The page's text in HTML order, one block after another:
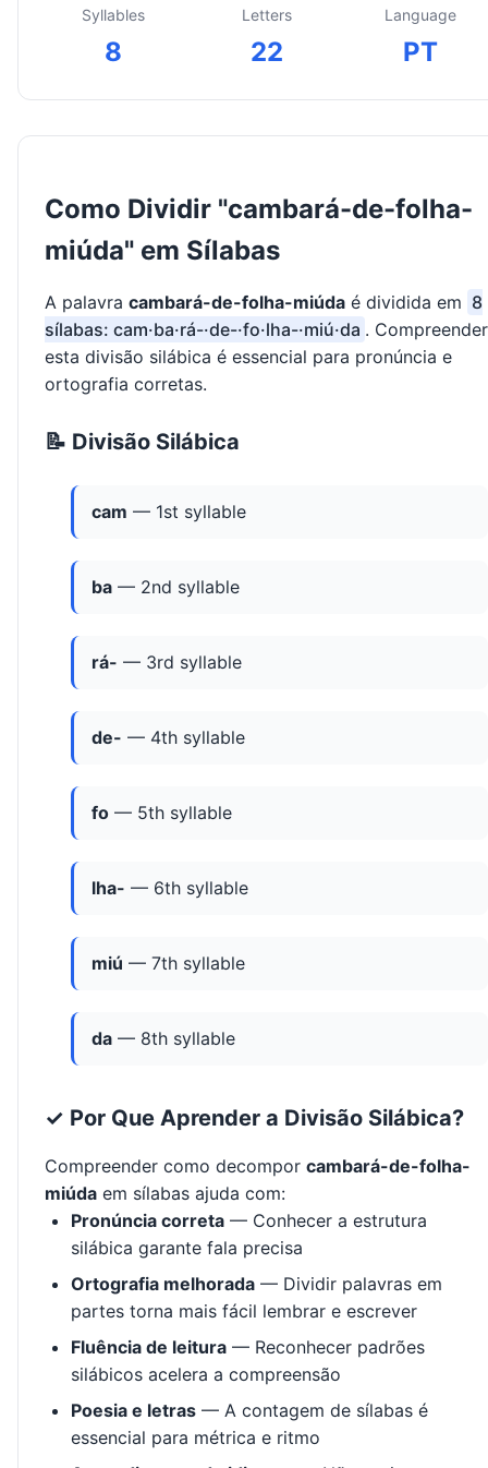
Syllables
8
Letters
22
Language
PT
Como Dividir "cambará-de-folha-
miúda" em Sílabas
A palavra cambará-de-folha-miúda é dividida em 8
sílabas: cam·ba·rá-·de-·fo·lha-·miú·da . Compreender
esta divisão silábica é essencial para pronúncia e
ortografia corretas.
📝 Divisão Silábica
cam — 1st syllable
ba — 2nd syllable
rá- — 3rd syllable
de- — 4th syllable
fo — 5th syllable
lha- — 6th syllable
miú — 7th syllable
da — 8th syllable
✓ Por Que Aprender a Divisão Silábica?
Compreender como decompor cambará-de-folha-
miúda em sílabas ajuda com:
Pronúncia correta — Conhecer a estrutura
silábica garante fala precisa
Ortografia melhorada — Dividir palavras em
partes torna mais fácil lembrar e escrever
Fluência de leitura — Reconhecer padrões
silábicos acelera a compreensão
Poesia e letras — A contagem de sílabas é
essencial para métrica e ritmo